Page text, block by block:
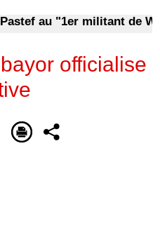
au "1er militant de
officialise